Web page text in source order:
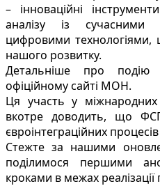
– інноваційні
аналізу із сучасними
цифровими технологіями,
нашого розвитку.
Детальніше про
офіційному сайті МОН.
Ця участь у міжнародних
вкотре доводить, що
євроінтеграційних
Стежте за нашими
поділимося першими
кроками в межах реалізації